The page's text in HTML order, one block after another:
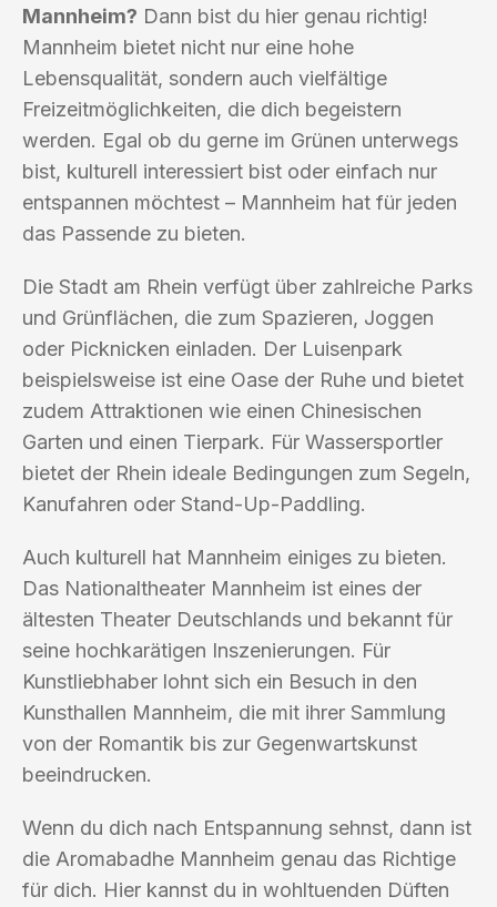
Mannheim? Dann bist du hier genau richtig!
Mannheim bietet nicht nur eine hohe
Lebensqualität, sondern auch vielfältige
Freizeitmöglichkeiten, die dich begeistern
werden. Egal ob du gerne im Grünen unterwegs
bist, kulturell interessiert bist oder einfach nur
entspannen möchtest – Mannheim hat für jeden
das Passende zu bieten.
Die Stadt am Rhein verfügt über zahlreiche Parks
und Grünflächen, die zum Spazieren, Joggen
oder Picknicken einladen. Der Luisenpark
beispielsweise ist eine Oase der Ruhe und bietet
zudem Attraktionen wie einen Chinesischen
Garten und einen Tierpark. Für Wassersportler
bietet der Rhein ideale Bedingungen zum Segeln,
Kanufahren oder Stand-Up-Paddling.
Auch kulturell hat Mannheim einiges zu bieten.
Das Nationaltheater Mannheim ist eines der
ältesten Theater Deutschlands und bekannt für
seine hochkarätigen Inszenierungen. Für
Kunstliebhaber lohnt sich ein Besuch in den
Kunsthallen Mannheim, die mit ihrer Sammlung
von der Romantik bis zur Gegenwartskunst
beeindrucken.
Wenn du dich nach Entspannung sehnst, dann ist
die Aromabadhe Mannheim genau das Richtige
für dich. Hier kannst du in wohltuenden Düften